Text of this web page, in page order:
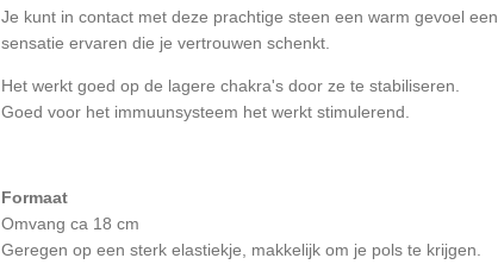
Je kunt in contact met deze prachtige steen een warm gevoel een
sensatie ervaren die je vertrouwen schenkt.
Het werkt goed op de lagere chakra's door ze te stabiliseren.
Goed voor het immuunsysteem het werkt stimulerend.
Formaat
Omvang ca 18 cm
Geregen op een sterk elastiekje, makkelijk om je pols te krijgen.